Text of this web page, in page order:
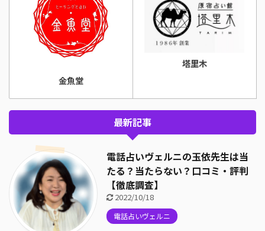
金魚堂
塔里木
最新記事
電話占いヴェルニの玉依先生は当
たる？当たらない？口コミ・評判
【徹底調査】
2022/10/18
電話占いヴェルニ